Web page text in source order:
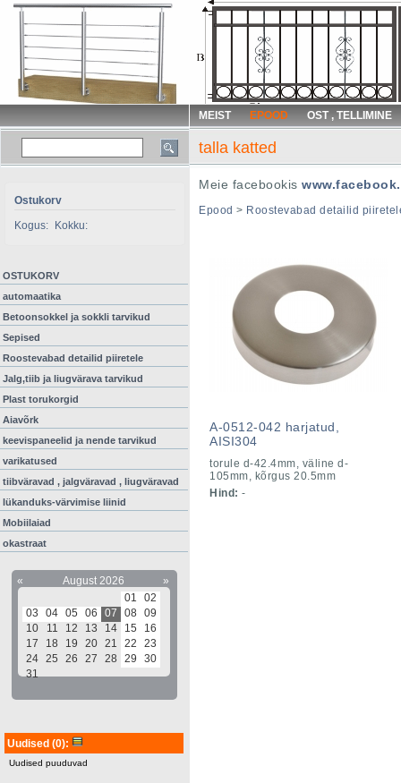
MEIST EPOOD OST , TELLIMINE
talla katted
Ostukorv
Kogus:
Kokku:
OSTUKORV
automaatika
Betoonsokkel ja sokkli tarvikud
Sepised
Roostevabad detailid piiretele
Jalg,tiib ja liugvärava tarvikud
Plast torukorgid
Aiavõrk
keevispaneelid ja nende tarvikud
varikatused
tiibväravad , jalgväravad , liugväravad
lükanduks-värvimise liinid
Mobiilaiad
okastraat
« August 2026
»
01
02
03
04 05 06 07 08 09
10
11 12 13 14 15
16
17
18 19 20 21 22
23
24 25 26 27 28 29
30
31
Uudised (0):
Uudised puuduvad
Meie facebookis
Epood > Roostevabad detailid
A-0512-042 harjatud,
AISI304
torule d-42.4mm, väline d-
105mm, kõrgus 20.5mm
Hind: -